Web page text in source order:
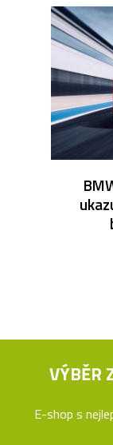
VÝBĚR
E-shop s